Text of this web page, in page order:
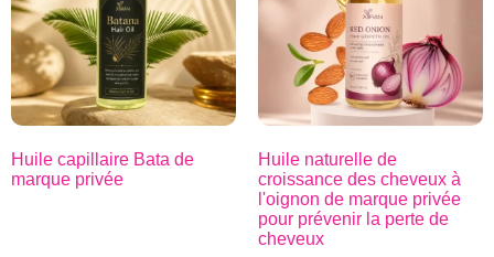
Huile capillaire Bata de
marque privée
Huile naturelle de
croissance des cheveux à
l'oignon de marque privée
pour prévenir la perte de
cheveux